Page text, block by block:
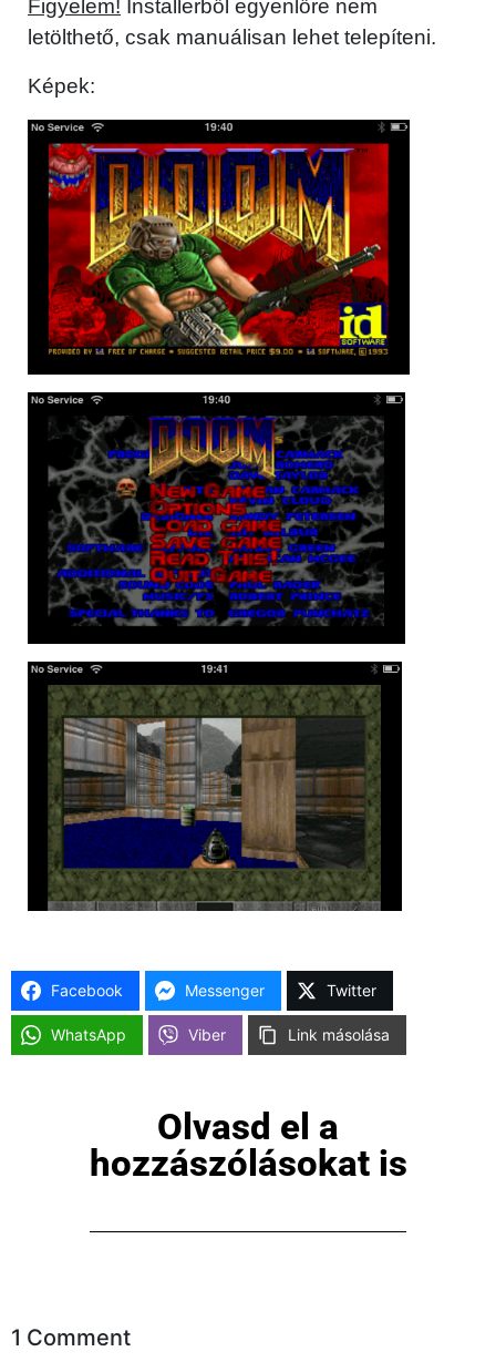
Figyelem! Installerből egyenlőre nem
letölthető, csak manuálisan lehet telepíteni.
Képek:
Facebook Messenger Twitter
WhatsApp Viber Link másolása
Olvasd el a
hozzászólásokat is
1 Comment